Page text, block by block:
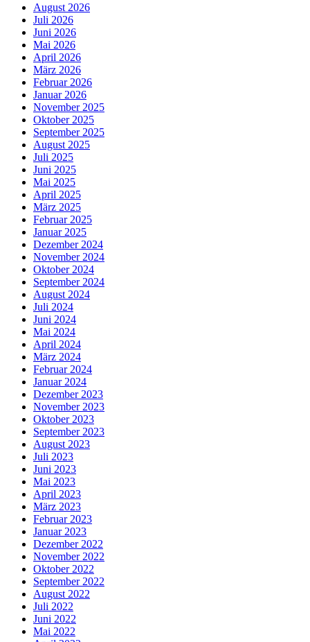
August 2026
Juli 2026
Juni 2026
Mai 2026
April 2026
März 2026
Februar 2026
Januar 2026
November 2025
Oktober 2025
September 2025
August 2025
Juli 2025
Juni 2025
Mai 2025
April 2025
März 2025
Februar 2025
Januar 2025
Dezember 2024
November 2024
Oktober 2024
September 2024
August 2024
Juli 2024
Juni 2024
Mai 2024
April 2024
März 2024
Februar 2024
Januar 2024
Dezember 2023
November 2023
Oktober 2023
September 2023
August 2023
Juli 2023
Juni 2023
Mai 2023
April 2023
März 2023
Februar 2023
Januar 2023
Dezember 2022
November 2022
Oktober 2022
September 2022
August 2022
Juli 2022
Juni 2022
Mai 2022